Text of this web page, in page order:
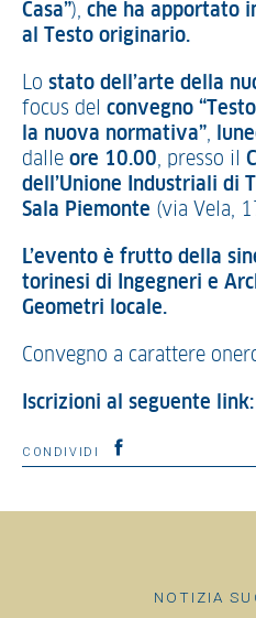
Casa”), che ha apportato
al Testo originario.
Lo stato dell’arte della
focus del convegno
la nuova normativa”,
dalle ore 10.00, presso il
dell’Unione Industriali di
Sala Piemonte (via Vela,
L’evento è frutto della
torinesi di Ingegneri e
Geometri locale.
Convegno a carattere
Iscrizioni al seguente link:
CONDIVIDI
NOTIZIA